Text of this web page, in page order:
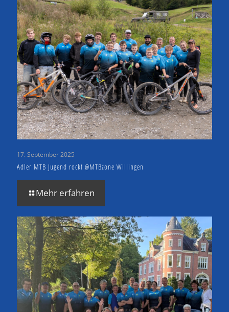
17. September 2025
Adler MTB Jugend rockt @MTBzone Willingen
Mehr erfahren